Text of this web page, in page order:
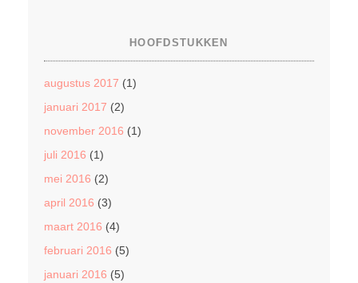
HOOFDSTUKKEN
augustus 2017 (1)
januari 2017 (2)
november 2016 (1)
juli 2016 (1)
mei 2016 (2)
april 2016 (3)
maart 2016 (4)
februari 2016 (5)
januari 2016 (5)